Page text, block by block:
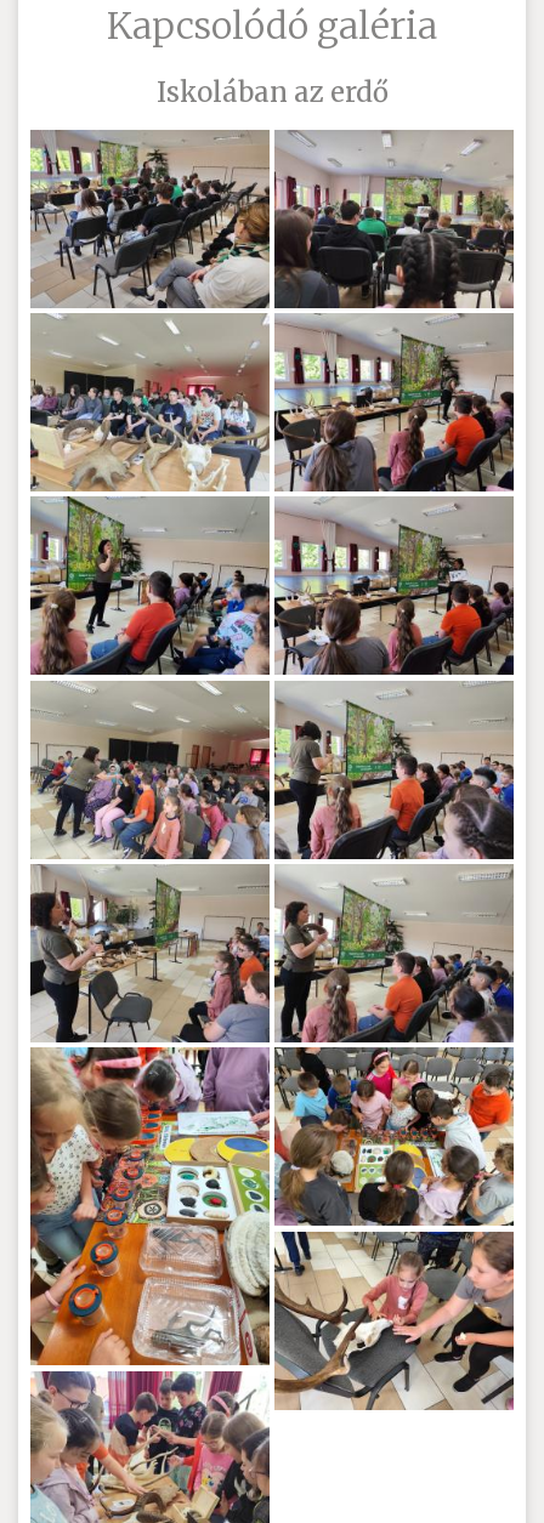
Kapcsolódó galéria
Iskolában az erdő